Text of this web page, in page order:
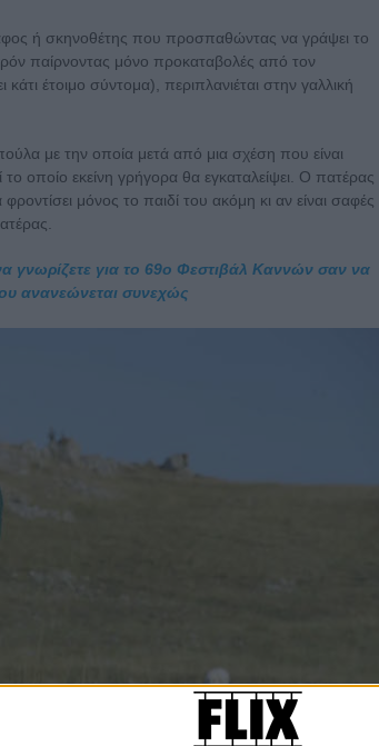
ή σκηνοθέτης που προσπαθώντας να γράψει το
παίρνοντας μόνο προκαταβολές από τον
έτοιμο σύντομα), περιπλανιέται στην γαλλική
με την οποία μετά από μια σχέση που είναι
οποίο εκείνη γρήγορα θα εγκαταλείψει. Ο πατέρας
μόνος το παιδί του ακόμη κι αν είναι σαφές
γνωρίζετε για το 69ο Φεστιβάλ Καννών σαν να
ανανεώνεται συνεχώς